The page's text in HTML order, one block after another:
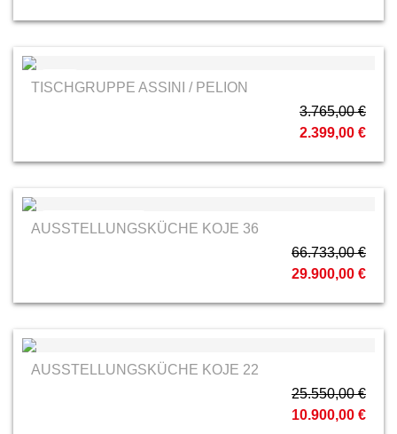
MCA
TISCHGRUPPE ASSINI / PELION
3.765,00 €
2.399,00 €
Decker Massivholz
AUSSTELLUNGSKÜCHE KOJE 36
66.733,00 €
29.900,00 €
AUSSTELLUNGSKÜCHE KOJE 22
25.550,00 €
10.900,00 €